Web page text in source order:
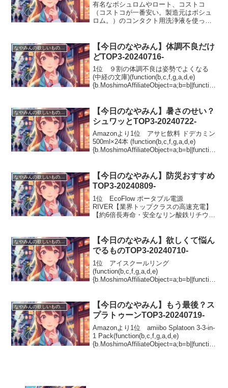
有名なボシュロムやロート、コストコ
（コストコが一番安い。製造元はボシュ
ロム。）のコンタクト用洗浄液を使って
るというか。。。とても違和感がありま
した。それしかないと思って...
なやみんの欲しいものランキング
【今日のなやみん】体調不良だけ
どTOP3-20240716-
1位 ９割の体調不良は姿勢でよくなる
(中経の文庫)(function(b,c,f,g,a,d,e)
{b.MoshimoAffiliateObject=a;b=b||function
なやみんの欲しいものランキング
【今日のなやみん】暑さのせい？
シュワッとTOP3-20240722-
Amazonより1位 アサヒ飲料 ドデカミン
500ml×24本 (function(b,c,f,g,a,d,e)
{b.MoshimoAffiliateObject=a;b=b||function
なやみんの欲しいものランキング
【今日のなやみん】防災おすすめ
TOP3-20240809-
1位 EcoFlow ポータブル電源
RIVER【業界トップクラスの高速充電】
【約6倍長寿命・安全なリン酸鉄リチウム
(function(b,c,f,g,a,d,e){b.Moshimo...
なやみんの欲しいものランキング
【今日のなやみん】欲しくて悩ん
でるものTOP3-20240710-
1位 アイスクールリング
(function(b,c,f,g,a,d,e)
{b.MoshimoAffiliateObject=a;b=b||function
【今日のなやみん】もう最後？ス
プラトゥーンTOP3-20240719-
Amazonより1位 amiibo Splatoon 3-3-in-
1 Pack(function(b,c,f,g,a,d,e)
{b.MoshimoAffiliateObject=a;b=b||function